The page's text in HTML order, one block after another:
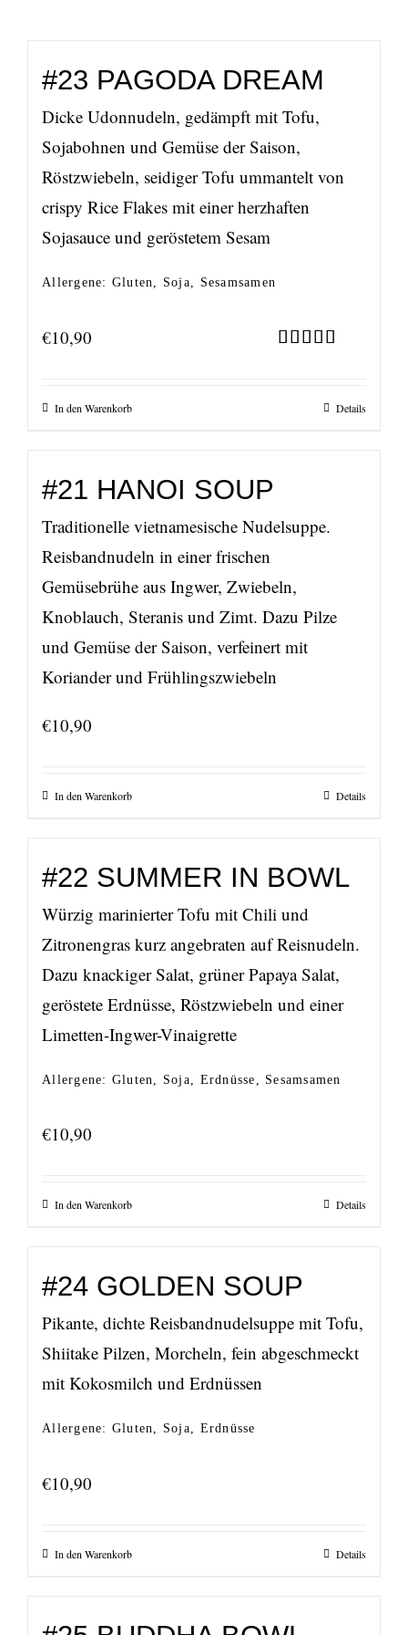
#23 PAGODA DREAM
Dicke Udonnudeln, gedämpft mit Tofu,
Sojabohnen und Gemüse der Saison,
Röstzwiebeln, seidiger Tofu ummantelt von
crispy Rice Flakes mit einer herzhaften
Sojasauce und geröstetem Sesam
Allergene: Gluten, Soja, Sesamsamen
€10,90
In den Warenkorb Details
#21 HANOI SOUP
Traditionelle vietnamesische Nudelsuppe.
Reisbandnudeln in einer frischen
Gemüsebrühe aus Ingwer, Zwiebeln,
Knoblauch, Steranis und Zimt. Dazu Pilze
und Gemüse der Saison, verfeinert mit
Koriander und Frühlingszwiebeln
€10,90
In den Warenkorb Details
#22 SUMMER IN BOWL
Würzig marinierter Tofu mit Chili und
Zitronengras kurz angebraten auf Reisnudeln.
Dazu knackiger Salat, grüner Papaya Salat,
geröstete Erdnüsse, Röstzwiebeln und einer
Limetten-Ingwer-Vinaigrette
Allergene: Gluten, Soja, Erdnüsse, Sesamsamen
€10,90
In den Warenkorb Details
#24 GOLDEN SOUP
Pikante, dichte Reisbandnudelsuppe mit Tofu,
Shiitake Pilzen, Morcheln, fein abgeschmeckt
mit Kokosmilch und Erdnüssen
Allergene: Gluten, Soja, Erdnüsse
€10,90
In den Warenkorb Details